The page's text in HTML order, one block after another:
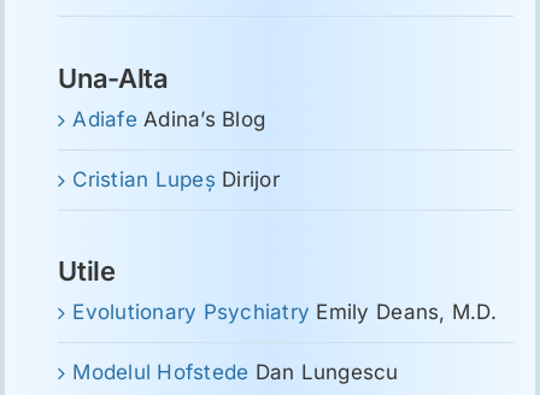
Una-Alta
Adiafe Adina’s Blog
Cristian Lupeş Dirijor
Utile
Evolutionary Psychiatry Emily Deans, M.D.
Modelul Hofstede Dan Lungescu